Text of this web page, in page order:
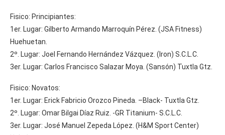
Fisico: Principiantes:
1er. Lugar: Gilberto Armando Marroquín Pérez. (JSA Fitness)
Huehuetan.
2º. Lugar: Joel Fernando Hernández Vázquez. (Iron) S.C.L.C.
3er. Lugar: Carlos Francisco Salazar Moya. (Sansón) Tuxtla Gtz.
Fisico: Novatos:
1er. Lugar: Erick Fabricio Orozco Pineda. –Black- Tuxtla Gtz.
2º. Lugar: Omar Bilgai Díaz Ruiz. -GR Titanium- S.C.L.C.
3er. Lugar: José Manuel Zepeda López. (H&M Sport Center)